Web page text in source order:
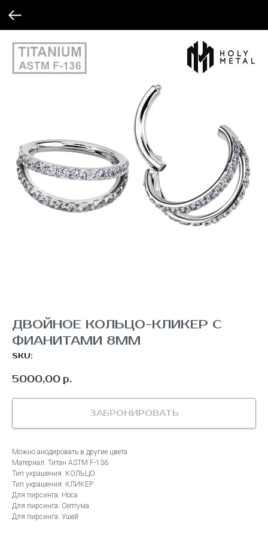
ДВОЙНОЕ КОЛЬЦО-КЛИКЕР С
ФИАНИТАМИ 8ММ
SKU:
5000,00 р.
ЗАБРОНИРОВАТЬ
Можно анодировать в другие цвета.
Материал: Титан ASTM F-136
Тип украшения: КОЛЬЦО
Тип украшения: КЛИКЕР
Для пирсинга: Носа
Для пирсинга: Септума
Для пирсинга: Ушей